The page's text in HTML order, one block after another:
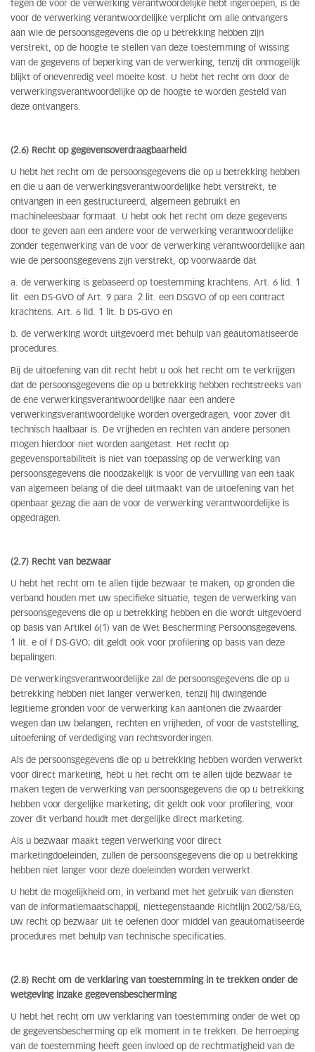
tegen de voor de verwerking verantwoordelijke hebt ingeroepen, is de
voor de verwerking verantwoordelijke verplicht om alle ontvangers
aan wie de persoonsgegevens die op u betrekking hebben zijn
verstrekt, op de hoogte te stellen van deze toestemming of wissing
van de gegevens of beperking van de verwerking, tenzij dit onmogelijk
blijkt of onevenredig veel moeite kost. U hebt het recht om door de
verwerkingsverantwoordelijke op de hoogte te worden gesteld van
deze ontvangers.
(2.6) Recht op gegevensoverdraagbaarheid
U hebt het recht om de persoonsgegevens die op u betrekking hebben
en die u aan de verwerkingsverantwoordelijke hebt verstrekt, te
ontvangen in een gestructureerd, algemeen gebruikt en
machineleesbaar formaat. U hebt ook het recht om deze gegevens
door te geven aan een andere voor de verwerking verantwoordelijke
zonder tegenwerking van de voor de verwerking verantwoordelijke aan
wie de persoonsgegevens zijn verstrekt, op voorwaarde dat
a. de verwerking is gebaseerd op toestemming krachtens. Art. 6 lid. 1
lit. een DS-GVO of Art. 9 para. 2 lit. een DSGVO of op een contract
krachtens. Art. 6 lid. 1 lit. b DS-GVO en
b. de verwerking wordt uitgevoerd met behulp van geautomatiseerde
procedures.
Bij de uitoefening van dit recht hebt u ook het recht om te verkrijgen
dat de persoonsgegevens die op u betrekking hebben rechtstreeks van
de ene verwerkingsverantwoordelijke naar een andere
verwerkingsverantwoordelijke worden overgedragen, voor zover dit
technisch haalbaar is. De vrijheden en rechten van andere personen
mogen hierdoor niet worden aangetast. Het recht op
gegevensportabiliteit is niet van toepassing op de verwerking van
persoonsgegevens die noodzakelijk is voor de vervulling van een taak
van algemeen belang of die deel uitmaakt van de uitoefening van het
openbaar gezag die aan de voor de verwerking verantwoordelijke is
opgedragen.
(2.7) Recht van bezwaar
U hebt het recht om te allen tijde bezwaar te maken, op gronden die
verband houden met uw specifieke situatie, tegen de verwerking van
persoonsgegevens die op u betrekking hebben en die wordt uitgevoerd
op basis van Artikel 6(1) van de Wet Bescherming Persoonsgegevens.
1 lit. e of f DS-GVO; dit geldt ook voor profilering op basis van deze
bepalingen.
De verwerkingsverantwoordelijke zal de persoonsgegevens die op u
betrekking hebben niet langer verwerken, tenzij hij dwingende
legitieme gronden voor de verwerking kan aantonen die zwaarder
wegen dan uw belangen, rechten en vrijheden, of voor de vaststelling,
uitoefening of verdediging van rechtsvorderingen.
Als de persoonsgegevens die op u betrekking hebben worden verwerkt
voor direct marketing, hebt u het recht om te allen tijde bezwaar te
maken tegen de verwerking van persoonsgegevens die op u betrekking
hebben voor dergelijke marketing; dit geldt ook voor profilering, voor
zover dit verband houdt met dergelijke direct marketing.
Als u bezwaar maakt tegen verwerking voor direct
marketingdoeleinden, zullen de persoonsgegevens die op u betrekking
hebben niet langer voor deze doeleinden worden verwerkt.
U hebt de mogelijkheid om, in verband met het gebruik van diensten
van de informatiemaatschappij, niettegenstaande Richtlijn 2002/58/EG,
uw recht op bezwaar uit te oefenen door middel van geautomatiseerde
procedures met behulp van technische specificaties.
(2.8) Recht om de verklaring van toestemming in te trekken onder de
wetgeving inzake gegevensbescherming
U hebt het recht om uw verklaring van toestemming onder de wet op
de gegevensbescherming op elk moment in te trekken. De herroeping
van de toestemming heeft geen invloed op de rechtmatigheid van de